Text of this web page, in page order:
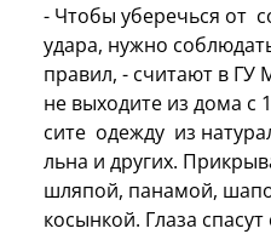
- Что­бы убе­речь­ся от
уда­ра, нужно
пра­вил, - считают в
не вы­ходи­те из до­ма с
сите одеж­ду из
льна и других.
шля­пой, па­намой,
ко­сын­кой. Гла­за